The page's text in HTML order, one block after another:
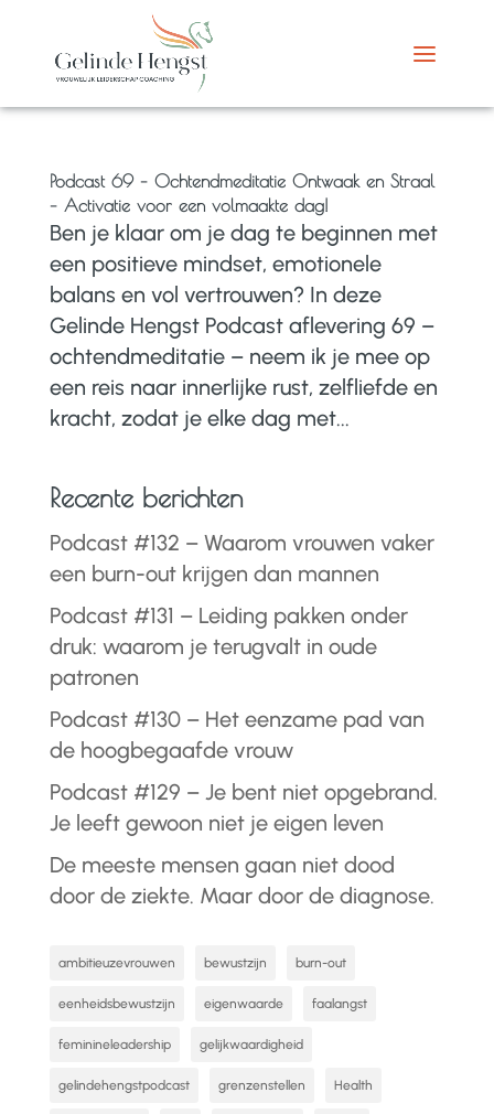
Podcast 69 – Ochtendmeditatie Ontwaak en Straal
– Activatie voor een volmaakte dag!
Ben je klaar om je dag te beginnen met
een positieve mindset, emotionele
balans en vol vertrouwen? In deze
Gelinde Hengst Podcast aflevering 69 –
ochtendmeditatie – neem ik je mee op
een reis naar innerlijke rust, zelfliefde en
kracht, zodat je elke dag met...
Recente berichten
Podcast #132 – Waarom vrouwen vaker
een burn-out krijgen dan mannen
Podcast #131 – Leiding pakken onder
druk: waarom je terugvalt in oude
patronen
Podcast #130 – Het eenzame pad van
de hoogbegaafde vrouw
Podcast #129 – Je bent niet opgebrand.
Je leeft gewoon niet je eigen leven
De meeste mensen gaan niet dood
door de ziekte. Maar door de diagnose.
ambitieuzevrouwen bewustzijn burn-out
eenheidsbewustzijn eigenwaarde faalangst
feminineleadership gelijkwaardigheid
gelindehengstpodcast grenzenstellen Health